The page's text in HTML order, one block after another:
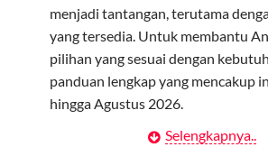
Daftarkan Anggota: Admin dapat
melalui aplikasi MyTelkomsel atau
Bagikan Kuota: Setelah terdaftar,
menggunakan kuota keluarga.
layanan indihome Sukahaji yang
dan ketentuan yang berlaku.
atau ditambah sesuai kebutuhan.
Biaya Pasang Baru (PSB)
menjadi tantangan, terutama
yang tersedia. Untuk membantu
pilihan yang sesuai dengan
panduan lengkap yang mencakup
hingga Agustus 2026.
Selengkapnya..